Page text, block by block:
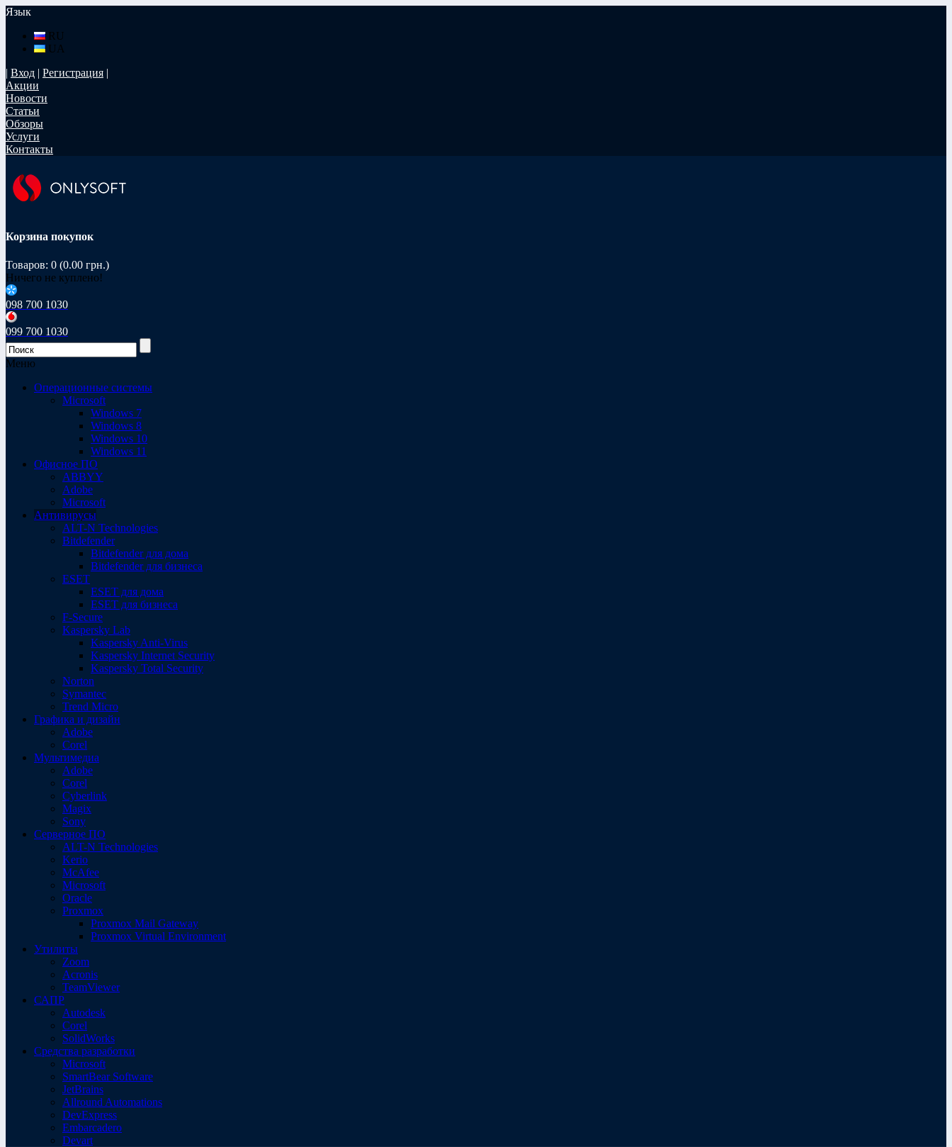
Язык
RU
UA
| Вход | Регистрация |
Акции
Новости
Статьи
Обзоры
Услуги
Контакты
Корзина покупок
Товаров: 0 (0.00 грн.)
Ничего не куплено!
098 700 1030
099 700 1030
Меню
Операционные системы
Microsoft
Windows 7
Windows 8
Windows 10
Windows 11
Офисное ПО
ABBYY
Adobe
Microsoft
Антивирусы
ALT-N Technologies
Bitdefender
Bitdefender для дома
Bitdefender для бизнеса
ESET
ESET для дома
ESET для бизнеса
F-Secure
Kaspersky Lab
Kaspersky Anti-Virus
Kaspersky Internet Security
Kaspersky Total Security
Norton
Symantec
Trend Micro
Графика и дизайн
Adobe
Corel
Мультимедиа
Adobe
Corel
Cyberlink
Magix
Sony
Серверное ПО
ALT-N Technologies
Kerio
McAfee
Microsoft
Oracle
Proxmox
Proxmox Mail Gateway
Proxmox Virtual Environment
Утилиты
Zoom
Acronis
TeamViewer
САПР
Autodesk
Corel
SolidWorks
Средства разработки
Microsoft
SmartBear Software
JetBrains
Allround Automations
DevExpress
Embarcadero
Devart